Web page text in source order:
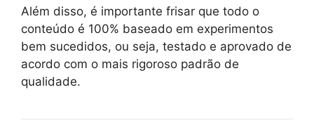
Além disso, é importante frisar que todo o
conteúdo é 100% baseado em experimentos
bem sucedidos, ou seja, testado e aprovado de
acordo com o mais rigoroso padrão de
qualidade.